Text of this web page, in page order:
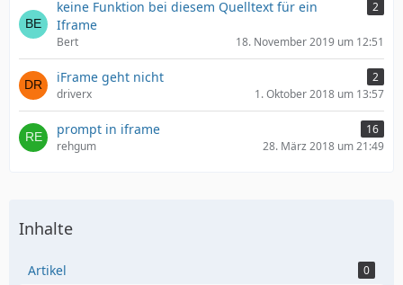
keine Funktion bei diesem Quelltext für ein
Iframe
2
Bert 18. November 2019 um 12:51
iFrame geht nicht
2
driverx
1. Oktober 2018 um 13:57
prompt in iframe
16
rehgum
28. März 2018 um 21:49
Inhalte
Artikel 0